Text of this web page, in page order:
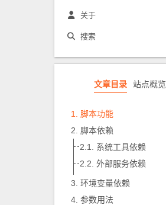
关于
搜索
文章目录 站点概览
脚本功能
脚本依赖
系统工具依赖
外部服务依赖
环境变量依赖
参数用法